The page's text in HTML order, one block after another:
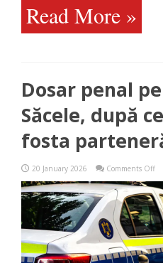
Read More »
Dosar penal
Săcele, după
fosta
20 January 2026 Comments Offon
în
la